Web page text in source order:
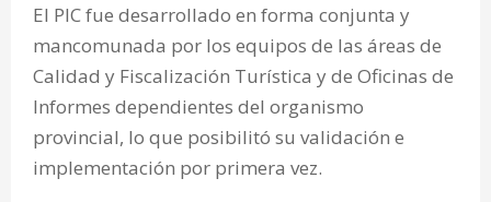
El PIC fue desarrollado en forma conjunta y
mancomunada por los equipos de las áreas de
Calidad y Fiscalización Turística y de Oficinas de
Informes dependientes del organismo
provincial, lo que posibilitó su validación e
implementación por primera vez.